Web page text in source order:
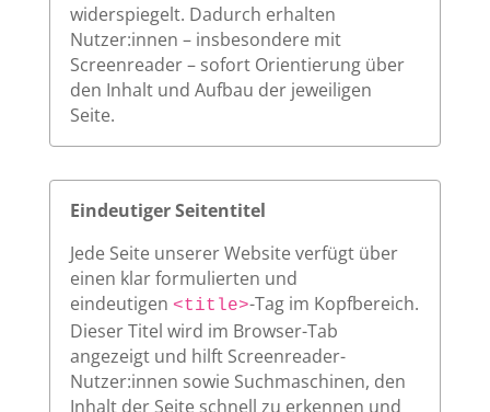
widerspiegelt. Dadurch erhalten
Nutzer:innen – insbesondere mit
Screenreader – sofort Orientierung über
den Inhalt und Aufbau der jeweiligen
Seite.
Eindeutiger Seitentitel
Jede Seite unserer Website verfügt über
einen klar formulierten und
eindeutigen <title>-Tag im Kopfbereich.
Dieser Titel wird im Browser-Tab
angezeigt und hilft Screenreader-
Nutzer:innen sowie Suchmaschinen, den
Inhalt der Seite schnell zu erkennen und